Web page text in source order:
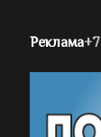
Реклама